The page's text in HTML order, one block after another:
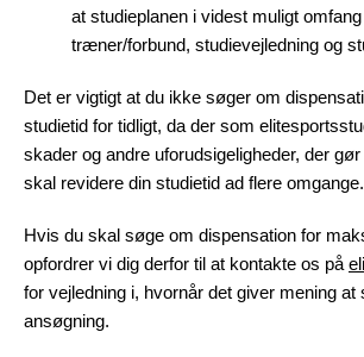
at studieplanen i videst muligt
træner/forbund, studievejledning og
Det er vigtigt at du ikke søger om
studietid for tidligt, da der som
skader og andre uforudsigeligheder, der
skal revidere din studietid ad flere omgange.
Hvis du skal søge om dispensation for
opfordrer vi dig derfor til at kontakte os på
for vejledning i, hvornår det giver mening at
ansøgning.